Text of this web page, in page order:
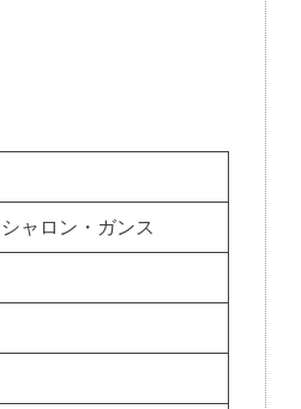
ャロン・ガンス